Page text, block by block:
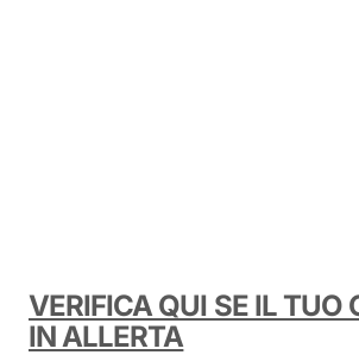
VERIFICA QUI SE IL TUO
IN ALLERTA